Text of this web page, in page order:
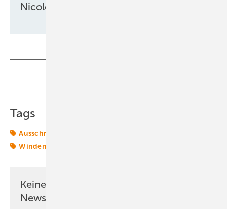
Nicole Weinhold
Tags
Ausschreibungen
Windenergie
Keine Zeit? Kein Problem mit dem ERE
Newsletter!